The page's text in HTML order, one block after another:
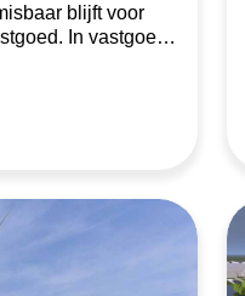
blijft voor
In vastgoed